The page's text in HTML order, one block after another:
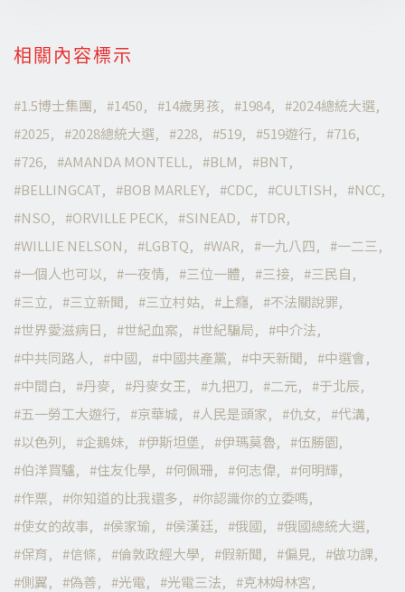
相關內容標示
1.5博士集團 1450 14歲男孩 1984
2024總統大選
2025
2028總統大選 228 519 519遊行
716
726
AMANDA MONTELL BLM
BNT
BELLINGCAT
BOB MARLEY CDC CULTISH
NCC
NSO
ORVILLE PECK SINEAD
TDR
WILLIE NELSON
LGBTQ WAR 一九八四
一二三
一個人也可以
一夜情 三位一體 三接
三民自
三立
三立新聞 三立村姑 上癮
不法關說罪
世界愛滋病日
世紀血案 世紀騙局
中介法
中共同路人
中國 中國共產黨 中天新聞
中選會
中間白
丹麥 丹麥女王 九把刀 二元
于北辰
五一勞工大遊行
京華城 人民是頭家 仇女
代溝
以色列
企鵝妹 伊斯坦堡 伊瑪莫魯
伍勝園
伯洋買驢
住友化學 何佩珊 何志偉
何明輝
作票
你知道的比我還多
你認識你的立委嗎
使女的故事
侯家瑜 侯漢廷 俄國
俄國總統大選
保育
信條 倫敦政經大學 假新聞 偏見
做功課
側翼
偽善 光電 光電三法
克林姆林宮